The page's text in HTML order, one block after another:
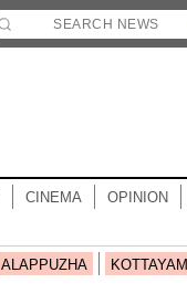
CINEMA OPINION
ALAPPUZHA KOTTAYAM